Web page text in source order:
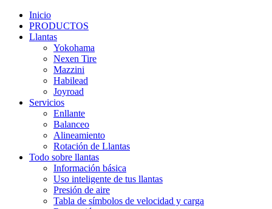
Inicio
PRODUCTOS
Llantas
Yokohama
Nexen Tire
Mazzini
Habilead
Joyroad
Servicios
Enllante
Balanceo
Alineamiento
Rotación de Llantas
Todo sobre llantas
Información básica
Uso inteligente de tus llantas
Presión de aire
Tabla de símbolos de velocidad y carga